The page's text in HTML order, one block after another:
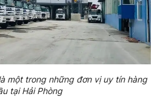
một trong những đơn vị uy tín hàng
tại Hải Phòng